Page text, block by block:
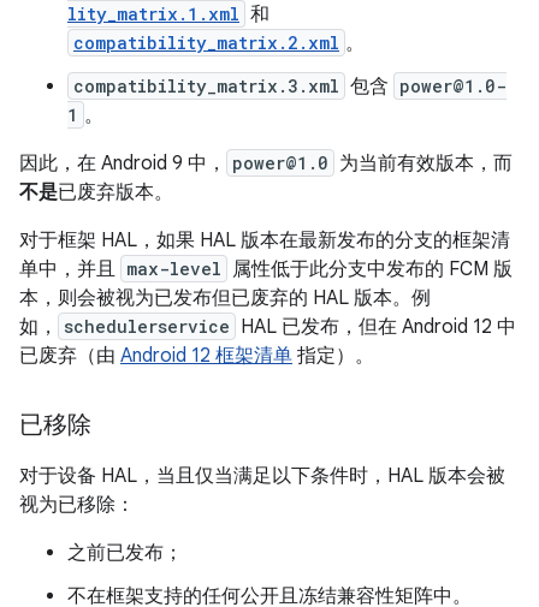
lity_matrix.1.xml 和
compatibility_matrix.2.xml 。
compatibility_matrix.3.xml 包含 power@1.0-
1 。
因此，在 Android 9 中，
power@1.0 为当前有效版本，而
不是已废弃版本。
对于框架 HAL，如果 HAL 版本在最新发布的分支的框架清
单中，并且
max-level
属性低于此分支中发布的 FCM 版
本，则会被视为已发布但已废弃的 HAL 版本。例
如，
schedulerservice HAL 已发布，但在 Android 12 中
已废弃（由 Android 12 框架清单 指定）。
已移除
对于设备 HAL，当且仅当满足以下条件时，HAL 版本会被
视为已移除：
之前已发布；
不在框架支持的任何公开且冻结兼容性矩阵中。